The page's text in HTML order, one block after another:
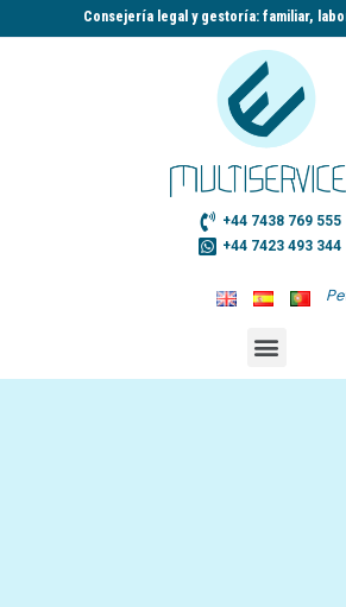
Consejería legal y gestoría: familiar,
+44 7438 769 555
+44 7423 493 344